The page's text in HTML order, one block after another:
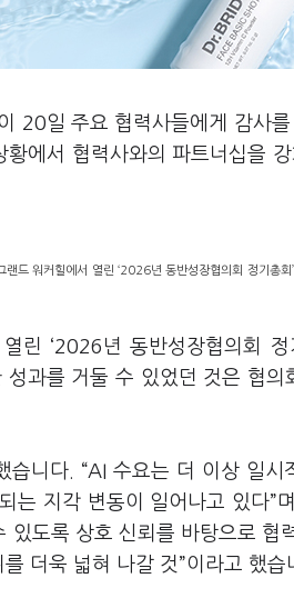
20일 주요 협력사들에게 감사
에서 협력사와의 파트너십을
드 워커힐에서 열린 ‘2026년 동반성장협의회 정기총회
린 ‘2026년 동반성장협의회 정
과를 거둘 수 있었던 것은 협
니다. “AI 수요는 더 이상 일시
는 지각 변동이 일어나고 있다”
도록 상호 신뢰를 바탕으로 협
더욱 넓혀 나갈 것”이라고 했습